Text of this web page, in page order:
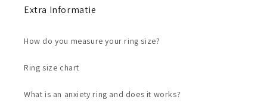
Extra Informatie
How do you measure your ring size?
Ring size chart
What is an anxiety ring and does it works?